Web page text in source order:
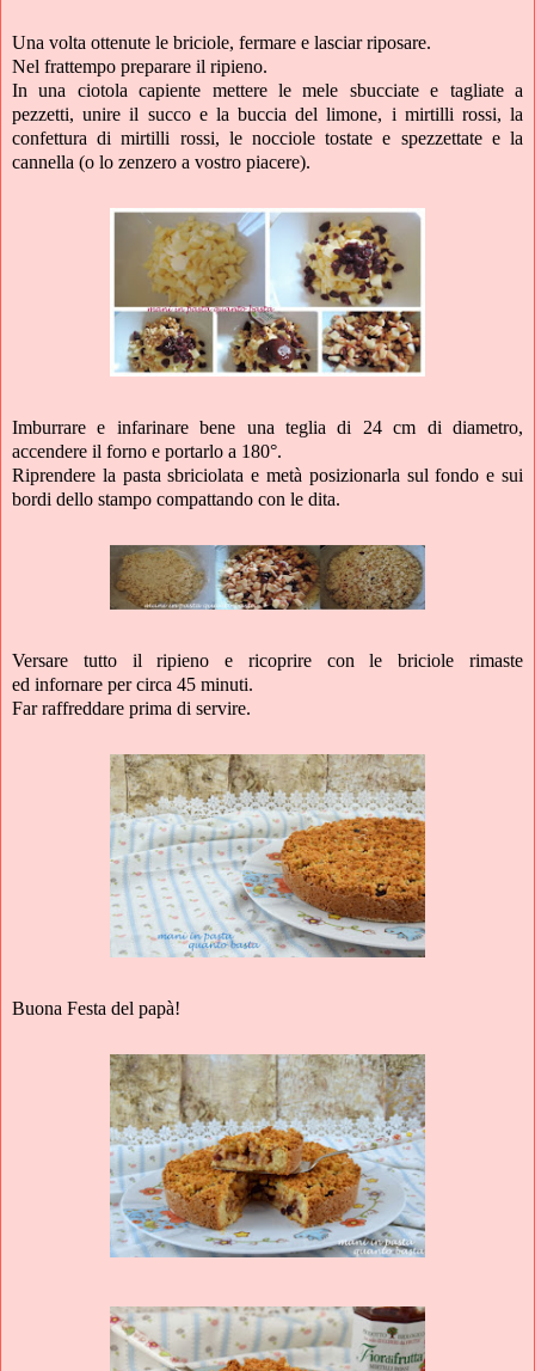
Una volta ottenute le briciole, fermare e lasciar riposare.
Nel frattempo preparare il ripieno.
In una ciotola capiente mettere le mele sbucciate e tagliate a
pezzetti, unire il succo e la buccia del limone, i mirtilli rossi, la
confettura di mirtilli rossi, le nocciole tostate e spezzettate e la
cannella (o lo zenzero a vostro piacere).
Imburrare e infarinare bene una teglia di 24 cm di diametro,
accendere il forno e portarlo a 180°.
Riprendere la pasta sbriciolata e metà posizionarla sul fondo e sui
bordi dello stampo compattando con le dita.
Versare tutto il ripieno e ricoprire con le briciole rimaste
ed infornare per circa 45 minuti.
Far raffreddare prima di servire.
Buona Festa del papà!